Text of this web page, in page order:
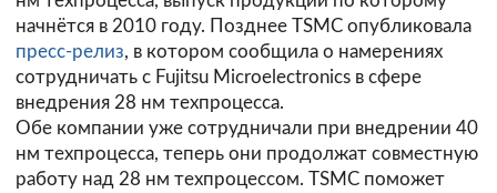
начнётся в 2010 году. Позднее TSMC опубликовала
пресс-релиз, в котором сообщила о намерениях
сотрудничать с Fujitsu Microelectronics в сфере
внедрения 28 нм техпроцесса.
Обе компании уже сотрудничали при внедрении 40
нм техпроцесса, теперь они продолжат совместную
работу над 28 нм техпроцессом. TSMC поможет